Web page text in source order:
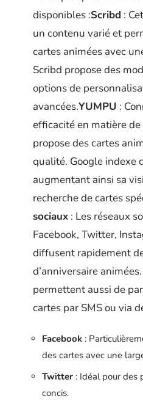
disponibles :Scribd :
un contenu varié et
cartes animées avec
Scribd propose des
options de
avancées.YUMPU :
efficacité en matière de
propose des cartes
qualité. Google indexe
augmentant ainsi sa
recherche de cartes
sociaux : Les réseaux
Facebook, Twitter,
diffusent rapidement
d’anniversaire
permettent aussi de
cartes par SMS ou via
Facebook :
des cartes avec une
Twitter : Idéal pour des
concis.